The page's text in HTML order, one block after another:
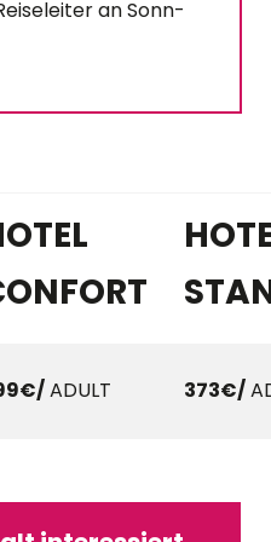
an Sonn-
ADULT 373€/